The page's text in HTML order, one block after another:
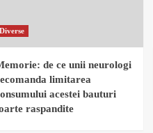
Diverse
de ce unii neurologi
limitarea
acestei bauturi
raspandite